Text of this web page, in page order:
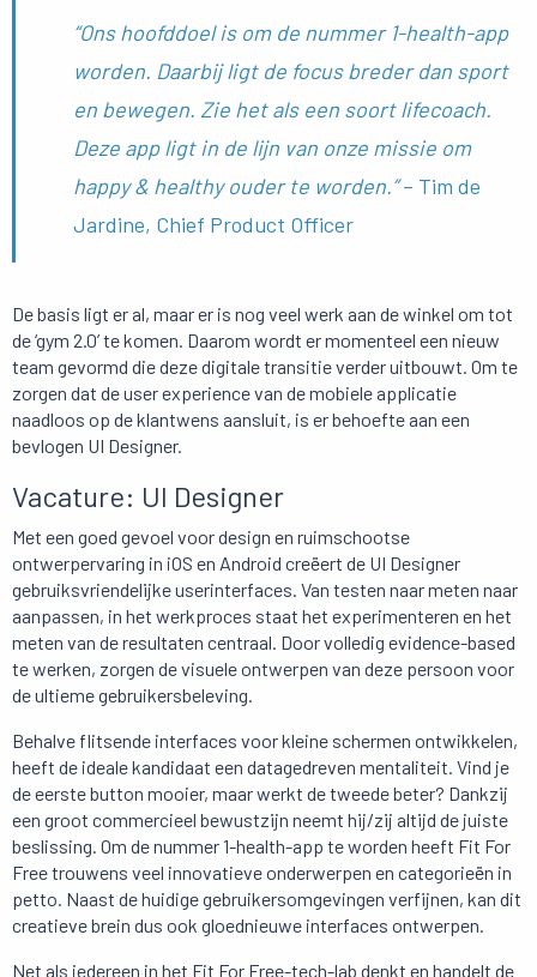
“Ons hoofddoel is om de nummer 1-health-app
worden. Daarbij ligt de focus breder dan sport
en bewegen. Zie het als een soort lifecoach.
Deze app ligt in de lijn van onze missie om
happy & healthy ouder te worden.”– Tim de
Jardine, Chief Product Officer
De basis ligt er al, maar er is nog veel werk aan de winkel om tot
de ‘gym 2.0’ te komen. Daarom wordt er momenteel een nieuw
team gevormd die deze digitale transitie verder uitbouwt. Om te
zorgen dat de user experience van de mobiele applicatie
naadloos op de klantwens aansluit, is er behoefte aan een
bevlogen UI Designer.
Vacature: UI Designer
Met een goed gevoel voor design en ruimschootse
ontwerpervaring in iOS en Android creëert de UI Designer
gebruiksvriendelijke userinterfaces. Van testen naar meten naar
aanpassen, in het werkproces staat het experimenteren en het
meten van de resultaten centraal. Door volledig evidence-based
te werken, zorgen de visuele ontwerpen van deze persoon voor
de ultieme gebruikersbeleving.
Behalve flitsende interfaces voor kleine schermen ontwikkelen,
heeft de ideale kandidaat een datagedreven mentaliteit. Vind je
de eerste button mooier, maar werkt de tweede beter? Dankzij
een groot commercieel bewustzijn neemt hij/zij altijd de juiste
beslissing. Om de nummer 1-health-app te worden heeft Fit For
Free trouwens veel innovatieve onderwerpen en categorieën in
petto. Naast de huidige gebruikersomgevingen verfijnen, kan dit
creatieve brein dus ook gloednieuwe interfaces ontwerpen.
Net als iedereen in het Fit For Free-tech-lab denkt en handelt de